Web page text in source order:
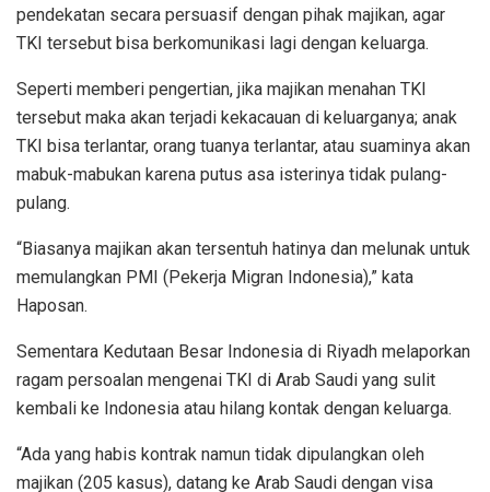
pendekatan secara persuasif dengan pihak majikan, agar
TKI tersebut bisa berkomunikasi lagi dengan keluarga.
Seperti memberi pengertian, jika majikan menahan TKI
tersebut maka akan terjadi kekacauan di keluarganya; anak
TKI bisa terlantar, orang tuanya terlantar, atau suaminya akan
mabuk-mabukan karena putus asa isterinya tidak pulang-
pulang.
“Biasanya majikan akan tersentuh hatinya dan melunak untuk
memulangkan PMI (Pekerja Migran Indonesia),” kata
Haposan.
Sementara Kedutaan Besar Indonesia di Riyadh melaporkan
ragam persoalan mengenai TKI di Arab Saudi yang sulit
kembali ke Indonesia atau hilang kontak dengan keluarga.
“Ada yang habis kontrak namun tidak dipulangkan oleh
majikan (205 kasus), datang ke Arab Saudi dengan visa